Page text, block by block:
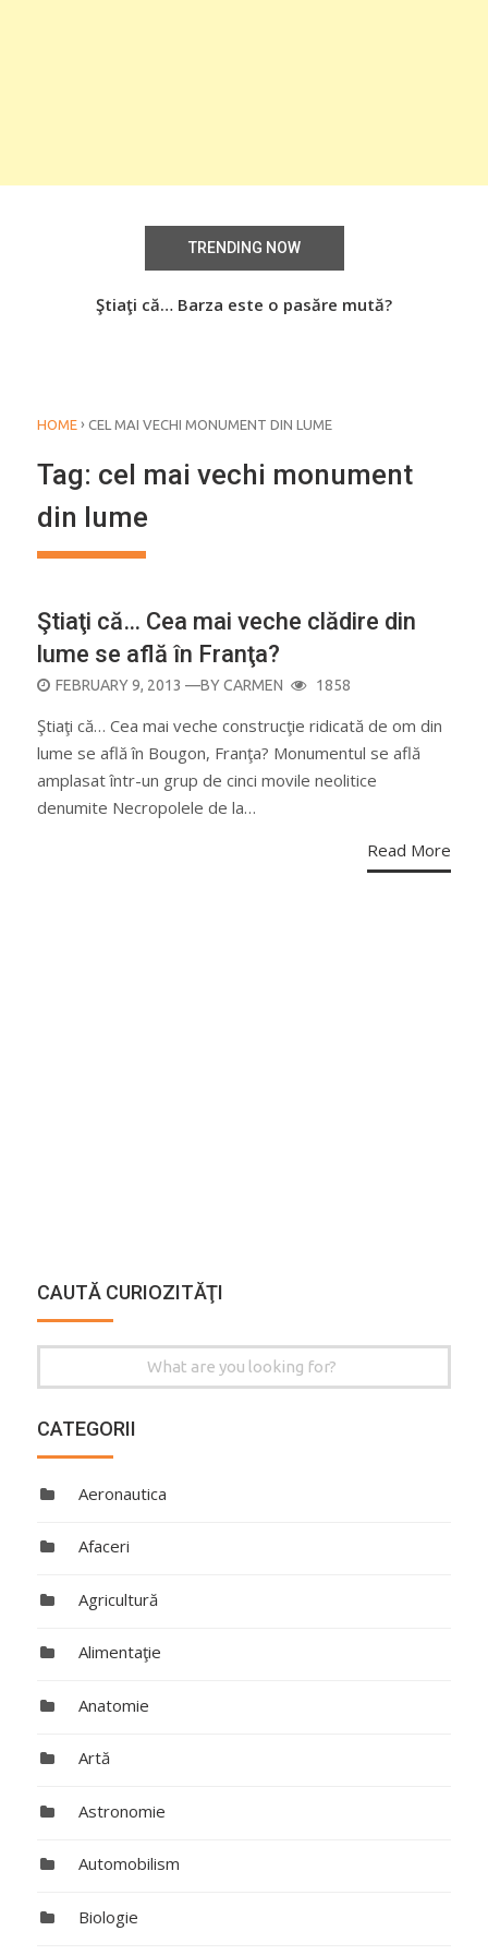
TRENDING NOW
Ştiaţi că… Barza este o pasăre mută?
HOME › CEL MAI VECHI MONUMENT DIN LUME
Tag: cel mai vechi monument
din lume
Ştiaţi că… Cea mai veche clădire din
lume se află în Franţa?
POSTED
FEBRUARY 9, 2013 —BYCARMEN 1858
Ştiaţi că… Cea mai veche construcţie ridicată de om din
lume se află în Bougon, Franţa? Monumentul se află
amplasat într-un grup de cinci movile neolitice
denumite Necropolele de la…
Read More
CAUTĂ CURIOZITĂŢI
for:
CATEGORII
Aeronautica
Afaceri
Agricultură
Alimentaţie
Anatomie
Artă
Astronomie
Automobilism
Biologie